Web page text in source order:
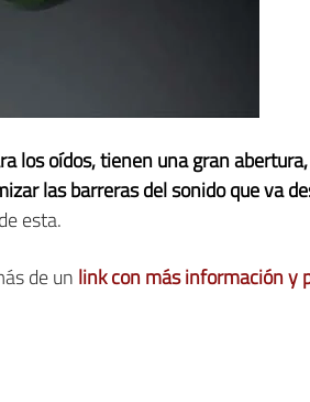
los oídos, tienen una gran
las barreras del sonido que va
esta.
de un link con más información y